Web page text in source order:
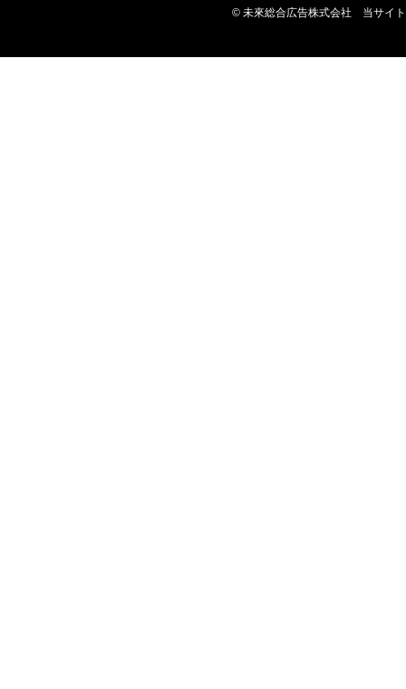
© 未來総合広告株式会社 当サイ